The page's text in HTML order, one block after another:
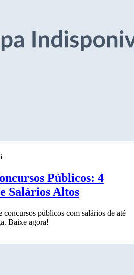
Públicos: 4
Salários Altos
concursos públicos com salários de até
Baixe agora!